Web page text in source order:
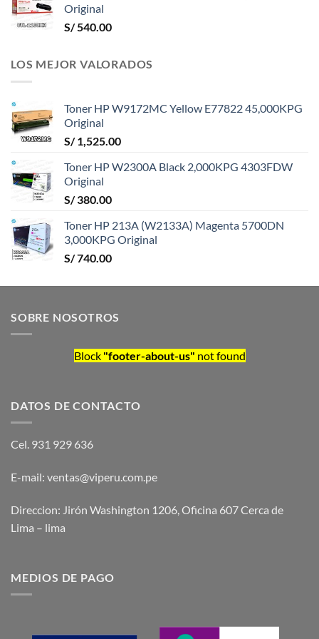
Original
S/540.00
LOS MEJOR VALORADOS
Toner HP W9172MC Yellow E77822 45,000KPG
Original
S/1,525.00
Toner HP W2300A Black 2,000KPG 4303FDW
Original
S/380.00
Toner HP 213A (W2133A) Magenta 5700DN
3,000KPG Original
S/740.00
SOBRE NOSOTROS
Block "footer-about-us" not found
DATOS DE CONTACTO
Cel. 931 929 636
E-mail: ventas@viperu.com.pe
Direccion: Jirón Washington 1206, Oficina 607 Cerca de
Lima – lima
MEDIOS DE PAGO